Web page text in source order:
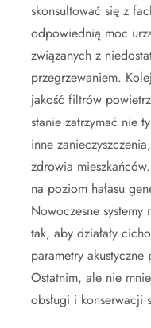
skonsultować się z
odpowiednią moc
związanych z
przegrzewaniem.
jakość filtrów
stanie zatrzymać nie
inne
zdrowia
na poziom hałasu
Nowoczesne
tak, aby działały
parametry
Ostatnim, ale nie
obsługi i konserwacji